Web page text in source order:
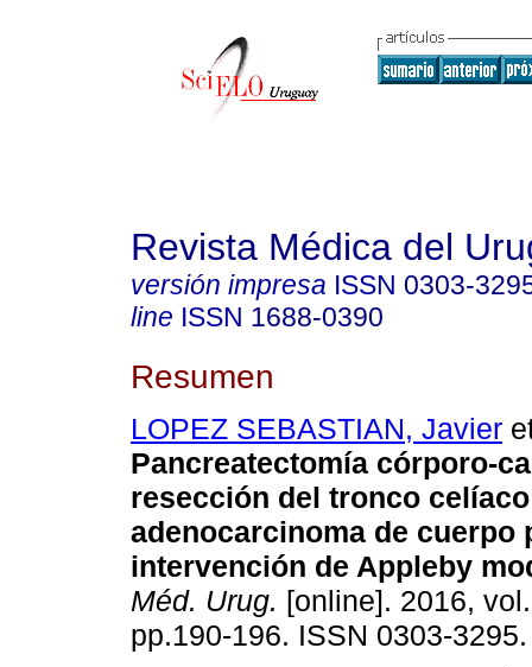
Revista Médica del
versión impresa ISSN 0303-
line ISSN 1688-0390
Resumen
LOPEZ SEBASTIAN, Javier
Pancreatectomía córporo-
resección del tronco
adenocarcinoma de cuerpo
intervención de Appleby
Méd. Urug. [online]. 2016,
pp.190-196. ISSN 0303-3295.